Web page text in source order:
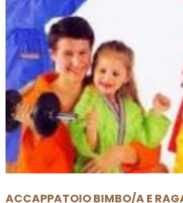
varianti.
Le
opzioni
possono
essere
scelte
nella
pagina
del
prodotto
ACCAPPATOIO BIMBO/A E